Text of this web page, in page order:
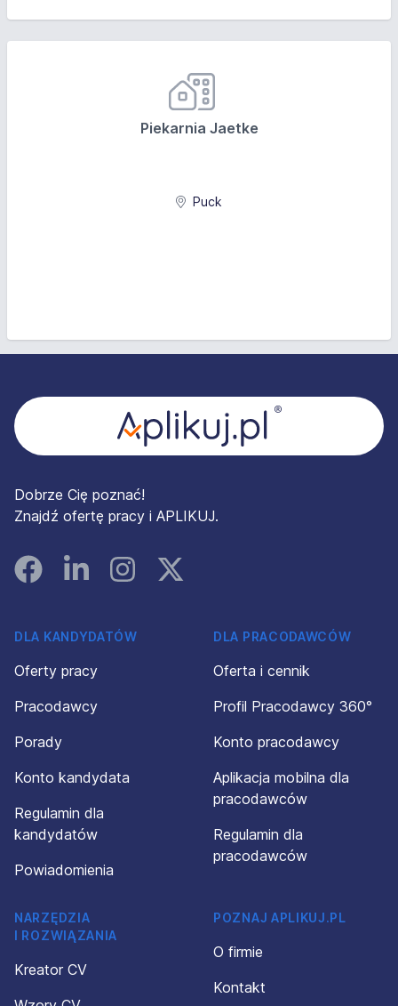
Piekarnia Jaetke
Puck
Dobrze Cię poznać!
Znajdź ofertę pracy i APLIKUJ.
FacebookLinked InInstagramInstagram
DLA KANDYDATÓW
Oferty pracy
Pracodawcy
Porady
Konto kandydata
Regulamin dla
kandydatów
Powiadomienia
DLA PRACODAWCÓW
Oferta i cennik
Profil Pracodawcy 360°
Konto pracodawcy
Aplikacja mobilna dla
pracodawców
Regulamin dla
pracodawców
NARZĘDZIA
I ROZWIĄZANIA
Kreator CV
POZNAJ APLIKUJ.PL
O firmie
Kontakt